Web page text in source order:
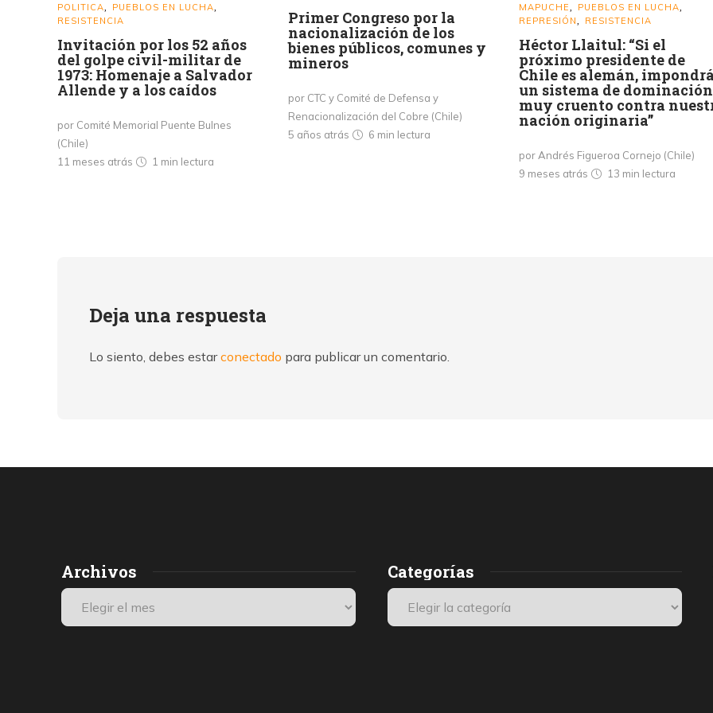
POLITICA PUEBLOS EN LUCHA
RESISTENCIA
Invitación por los 52 años
del golpe civil-militar de
1973: Homenaje a Salvador
Allende y a los caídos
por Comité Memorial Puente Bulnes
(Chile)
11 meses atrás
1 min lectura
Primer Congreso por la
nacionalización de los
bienes públicos, comunes y
mineros
por CTC y Comité de Defensa y
Renacionalización del Cobre (Chile)
5 años atrás
6 min lectura
MAPUCHE
PUEBLOS EN LUCHA
REPRESIÓN RESISTENCIA
Héctor Llaitul: “Si el
próximo presidente de
Chile es alemán, impondrá
un sistema de dominación
muy cruento contra
nación originaria”
por Andrés Figueroa Cornejo (Chile)
9 meses atrás
13 min lectura
Deja una respuesta
Lo siento, debes estarconectado para publicar un comentario.
Archivos Categorías